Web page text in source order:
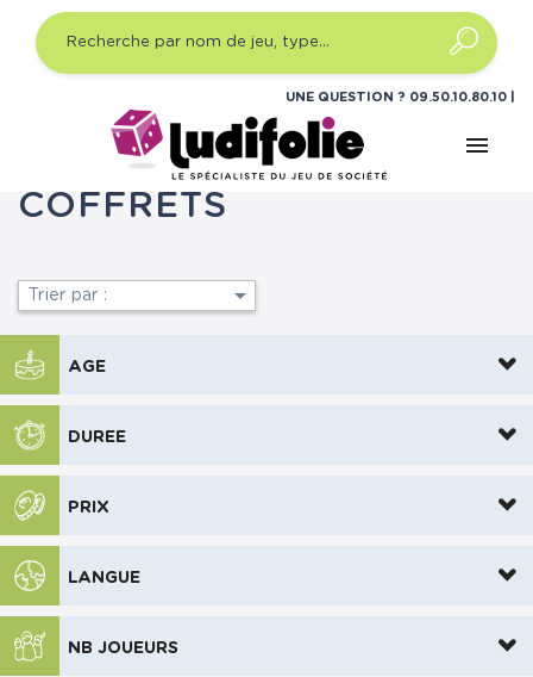
UNE QUESTION ? 09.50.10.80.10
menu
Jeux de cartes Cartes Pokémon Coffrets
COFFRETS
Trier par : 
AGE
DUREE
PRIX
LANGUE
NB JOUEURS